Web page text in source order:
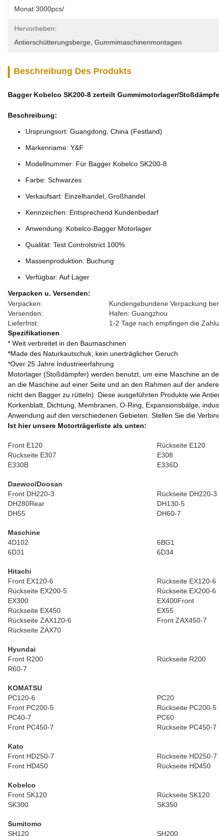
Monat 3000pcs/
Hervorheben:
Antierschütterungsberge Gummimaschinenmontagen
Beschreibung Des Produkts
Bagger Kobelco SK200-8 zerteilt Gummimotorlager/
Beschreibung:
Ursprungsort: Guangdong, China (Festland)
Markenname: Y&F
Modellnummer: Für Bagger Kobelco SK200-8
Farbe: Schwarzes
Verkaufsart: Einzelhandel, Großhandel
Kennzeichen: Entsprechend Kundenbedarf
Anwendung: Kobelco-Bagger Motorlager
Qualität: Test Controlstrict 100%
Massenproduktion: Buchung
Verfügbar: Auf Lager
Verpacken u. Versenden:
Verpacken:
Kundengebundene Verpackung
Versenden:
Hafen: Guangzhou
Lieferfrist:
1-2 Tage nach empfingen die
Spezifikationen
* Weit verbreitet in den Baumaschinen
*Made des Naturkautschuk, kein unerträglicher Geruch
*Over 25 Jahre Industrieerfahrung
Motorlager (Stoßdämpfer) werden benutzt, um eine Maschine an
an die Maschine auf einer Seite und an den Rahmen auf der
nicht den Bagger zu rütteln). Diese ausgeführten Produkte wie
Korkenblatt, Dichtung, Membranen, O-Ring, Expansionsbälge,
Anwendung auf den verschiedenen Gebieten. Stellen Sie die
Ist hier unsere Motorträgerliste als unten:
Front E120
Rückseite E120
Rückseite E307
E308
E330B
E336D
Daewoo/Doosan
Front DH220-3
Rückseite DH220-3
DH280Rear
DH130-5
DH55
DH60-7
Maschine
4D102
6BG1
6D31
6D34
Hitachi
Front EX120-6
Rückseite EX120-6
Rückseite EX200-5
Rückseite EX200-6
EX300
EX400Front
Rückseite EX450
EX55
Rückseite ZAX120-6
Front ZAX450-7
Rückseite ZAX70
Hyundai
Front R200
Rückseite R200
R60-7
KOMATSU
PC120-6
PC20
Front PC200-5
Rückseite PC200-5
PC40-7
PC60
Front PC450-7
Rückseite PC450-7
Kato
Front HD250-7
Rückseite HD250-7
Front HD450
Rückseite HD450
Kobelco
Front SK120
Rückseite SK120
SK300
SK350
Sumitomo
SH120
SH200